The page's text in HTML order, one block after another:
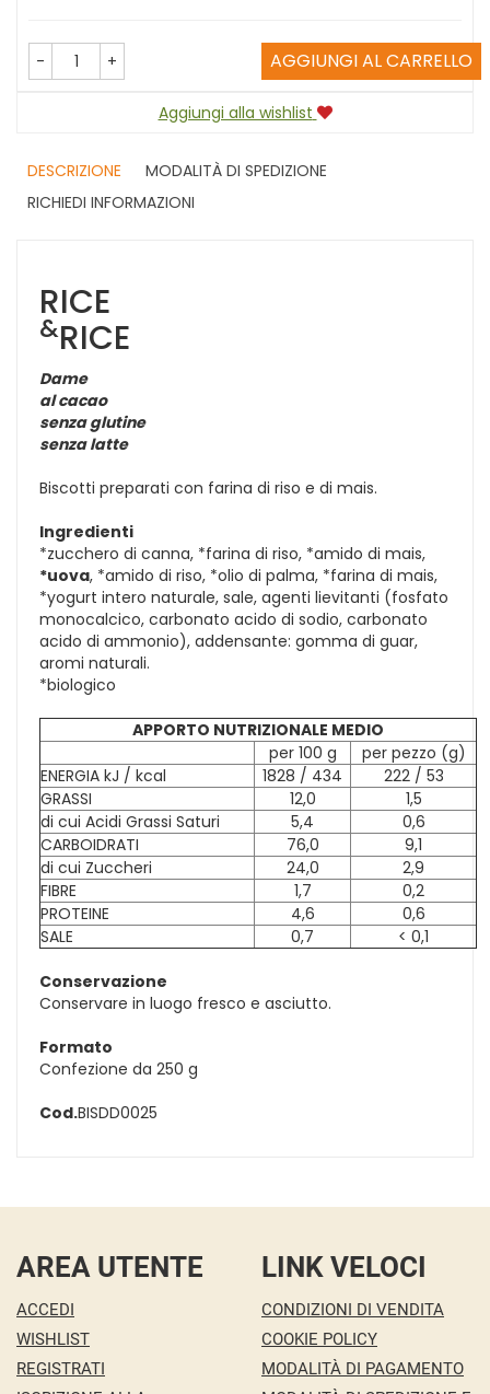
- + AGGIUNGI AL CARRELLO
Aggiungi alla wishlist
DESCRIZIONE
MODALITÀ DI SPEDIZIONE
RICHIEDI INFORMAZIONI
RICE
&RICE
Dame
al cacao
senza glutine
senza latte
Biscotti preparati con farina di riso e di mais.
Ingredienti
*zucchero di canna, *farina di riso, *amido di mais,
*uova, *amido di riso, *olio di palma, *farina di mais,
*yogurt intero naturale, sale, agenti lievitanti (fosfato
monocalcico, carbonato acido di sodio, carbonato
acido di ammonio), addensante: gomma di guar,
aromi naturali.
*biologico
APPORTO NUTRIZIONALE MEDIO
per 100 g
per pezzo (g)
ENERGIA kJ / kcal
1828 / 434
222 / 53
GRASSI
12,0
1,5
di cui Acidi Grassi Saturi
5,4
0,6
CARBOIDRATI
76,0
9,1
di cui Zuccheri
24,0
2,9
FIBRE
1,7
0,2
PROTEINE
4,6
0,6
SALE
0,7 < 0,1
Conservazione
Conservare in luogo fresco e asciutto.
Formato
Confezione da 250 g
Cod.BISDD0025
AREA UTENTE
ACCEDI
WISHLIST
REGISTRATI
LINK VELOCI
CONDIZIONI DI VENDITA
COOKIE POLICY
MODALITÀ DI PAGAMENTO